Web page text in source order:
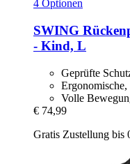
4 Optionen
SWING
-​ Kind, L
Geprüfte
Volle
€ 74,99
Gratis Zustellung bis